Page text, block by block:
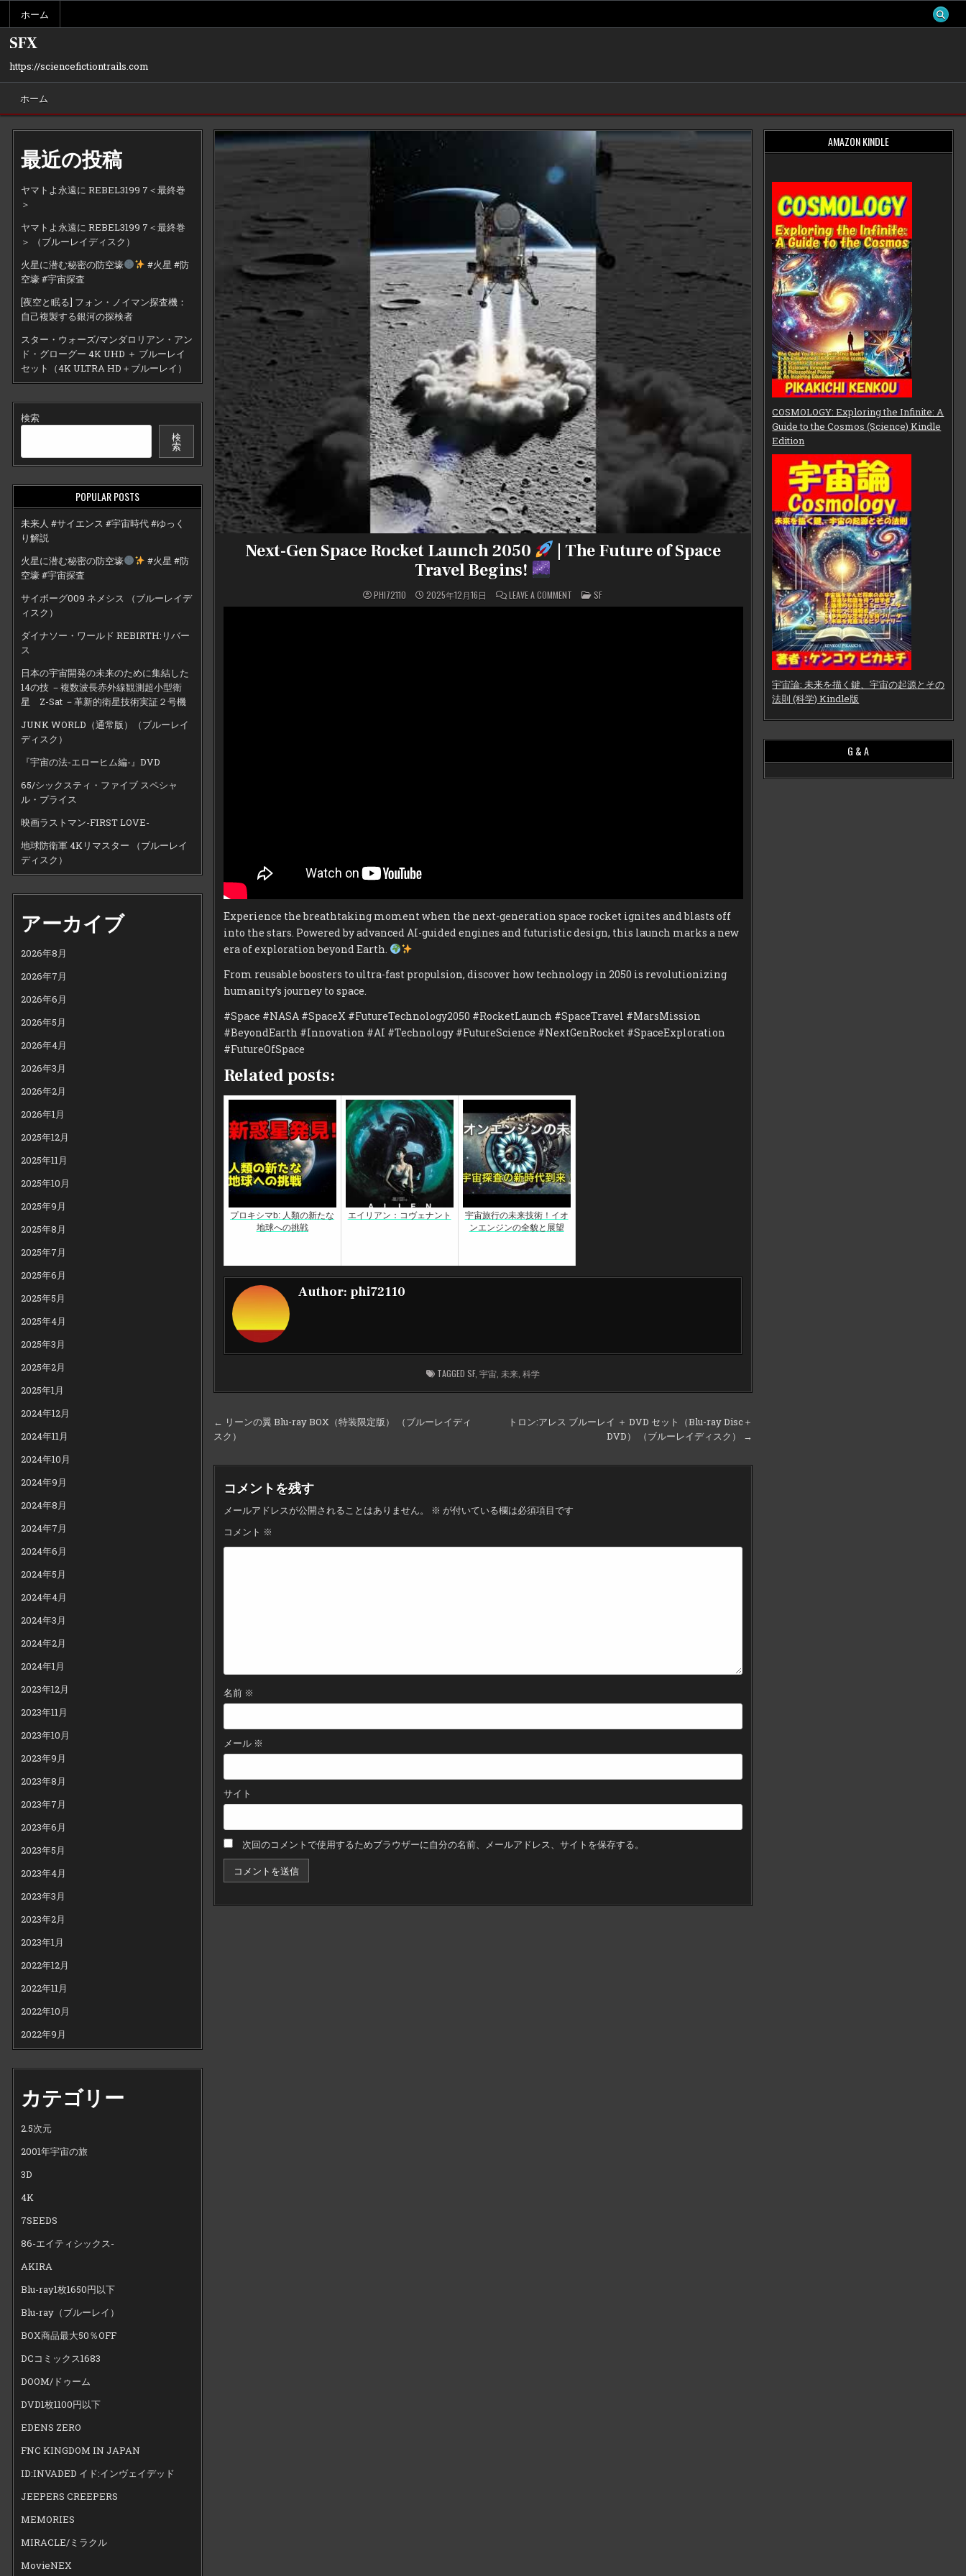
content
ホーム
SFX
https://sciencefictiontrails.com
ホーム
最近の投稿
ヤマトよ永遠に REBEL3199 7＜最終巻
＞
ヤマトよ永遠に REBEL3199 7＜最終巻
＞ （ブルーレイディスク）
火星に潜む秘密の防空壕
#火星 #防
空壕 #宇宙探査
[夜空と眠る] フォン・ノイマン探査機：
自己複製する銀河の探検者
スター・ウォーズ/マンダロリアン・アン
ド・グローグー 4K UHD ＋ ブルーレイ
セット（4K ULTRA HD＋ブルーレイ）
検索
検
索
POPULAR POSTS
未来人 #サイエンス #宇宙時代 #ゆっく
り解説
火星に潜む秘密の防空壕
#火星 #防
空壕 #宇宙探査
サイボーグ009 ネメシス （ブルーレイデ
ィスク）
ダイナソー・ワールド REBIRTH:リバー
ス
日本の宇宙開発の未来のために集結した
14の技 －複数波長赤外線観測超小型衛
星 Z-Sat －革新的衛星技術実証２号機
JUNK WORLD（通常版）（ブルーレイ
ディスク）
『宇宙の法-エローヒム編-』DVD
65/シックスティ・ファイブ スペシャ
ル・プライス
映画ラストマン-FIRST LOVE-
地球防衛軍 4Kリマスター （ブルーレイ
ディスク）
アーカイブ
2026年8月
2026年7月
2026年6月
2026年5月
2026年4月
2026年3月
2026年2月
2026年1月
2025年12月
2025年11月
2025年10月
2025年9月
2025年8月
2025年7月
2025年6月
2025年5月
2025年4月
2025年3月
2025年2月
2025年1月
2024年12月
2024年11月
2024年10月
2024年9月
2024年8月
2024年7月
2024年6月
2024年5月
2024年4月
2024年3月
2024年2月
2024年1月
2023年12月
2023年11月
2023年10月
2023年9月
2023年8月
2023年7月
2023年6月
2023年5月
2023年4月
2023年3月
2023年2月
2023年1月
2022年12月
2022年11月
2022年10月
2022年9月
カテゴリー
2.5次元
2001年宇宙の旅
3D
4K
7SEEDS
86-エイティシックス-
AKIRA
Blu-ray1枚1650円以下
Blu-ray（ブルーレイ）
BOX商品最大50％OFF
DCコミックス1683
DOOM/ドゥーム
DVD1枚1100円以下
EDENS ZERO
FNC KINGDOM IN JAPAN
ID:INVADED イド:インヴェイデッド
JEEPERS CREEPERS
MEMORIES
MIRACLE/ミラクル
MovieNEX
Next-Gen Space Rocket Launch 2050
| The Future of Space
Travel Begins!
PHI72110 2025年12月16日 LEAVE A COMMENT ON
NEXT-
POSTED
IN
SF
Experience the breathtaking moment when the next-generation space rocket ignites and blasts off
into the stars. Powered by advanced AI-guided engines and futuristic design, this launch marks a new
era of exploration beyond Earth.
From reusable boosters to ultra-fast propulsion, discover how technology in 2050 is revolutionizing
humanity’s journey to space.
#Space #NASA #SpaceX #FutureTechnology2050 #RocketLaunch #SpaceTravel #MarsMission
#BeyondEarth #Innovation #AI #Technology #FutureScience #NextGenRocket #SpaceExploration
#FutureOfSpace
Related posts:
プロキシマb: 人類の新たな
地球への挑戦
エイリアン：コヴェナント
宇宙旅行の未来技術！イオ
ンエンジンの全貌と展望
Author: phi72110
TAGGED SF, 宇宙, 未来, 科学
投
稿
ナ
ビ
ゲ
ー
シ
トロン:アレス ブルーレイ ＋ DVD セット（Blu-ray Disc＋
DVD） （ブルーレイディスク） →
← リーンの翼 Blu-ray BOX（特装限定版） （ブルーレイディ
スク）
コメントを残す
メールアドレスが公開されることはありません。 ※ が付いている欄は必須項目です
コメント ※
名前 ※
メール ※
サイト
次回のコメントで使用するためブラウザーに自分の名前、メールアドレス、サイトを保存する。
AMAZON KINDLE
COSMOLOGY: Exploring the Infinite: A
Guide to the Cosmos (Science) Kindle
Edition
宇宙論: 未来を描く鍵、宇宙の起源とその
法則 (科学) Kindle版
G & A